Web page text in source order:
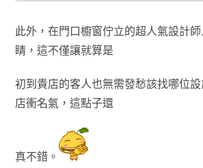
此外，在門口櫥窗佇立的超人氣設計
睛， 這不僅讓就算是
初到 貴店的客人也無需發愁該找哪位設
店衝名氣， 這點子還
真不錯。